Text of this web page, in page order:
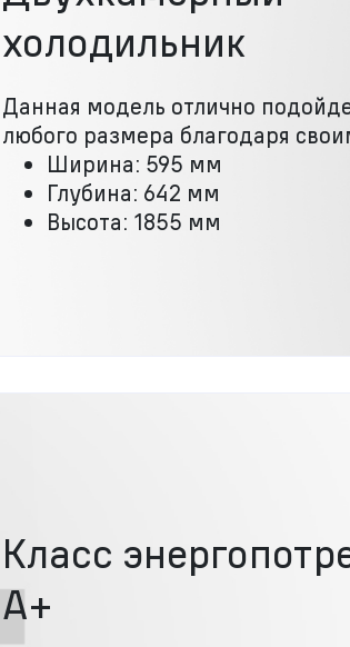
холодильник
Данная модель отлично
любого размера благодаря
Ширина: 595 мм
Глубина: 642 мм
Высота: 1855 мм
Класс
A+